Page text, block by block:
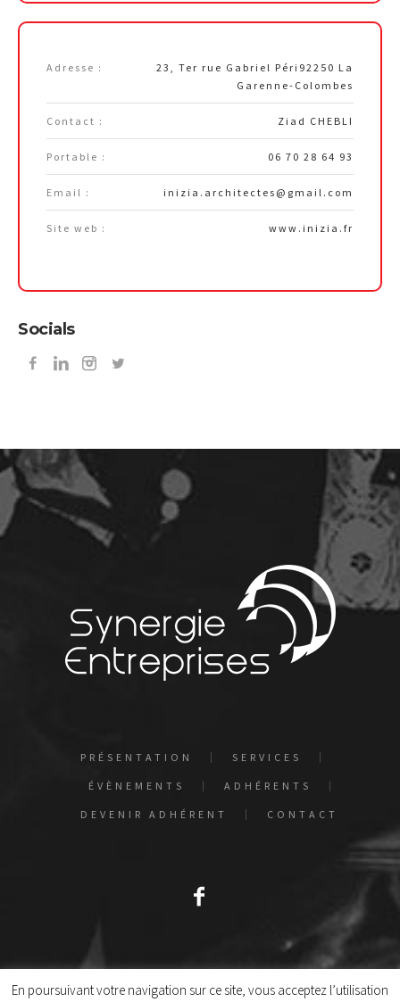
Adresse :
23, Ter rue Gabriel Péri92250 La
Garenne-Colombes
Contact : Ziad CHEBLI
Portable : 06 70 28 64 93
Email : inizia.architectes@gmail.com
Site web : www.inizia.fr
Socials
PRÉSENTATION SERVICES
ÉVÈNEMENTS ADHÉRENTS
DEVENIR ADHÉRENT CONTACT
En poursuivant votre navigation sur ce site, vous acceptez l’utilisation